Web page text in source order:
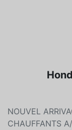
NOUVEL
CHAUFFANTS